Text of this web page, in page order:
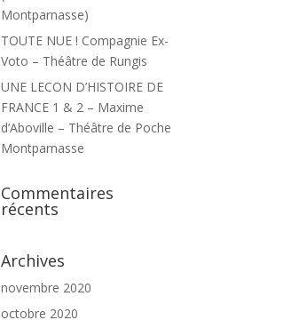
Montparnasse)
TOUTE NUE ! Compagnie Ex-
Voto – Théâtre de Rungis
UNE LECON D’HISTOIRE DE
FRANCE 1 & 2 – Maxime
d’Aboville – Théâtre de Poche
Montparnasse
Commentaires
récents
Archives
novembre 2020
octobre 2020